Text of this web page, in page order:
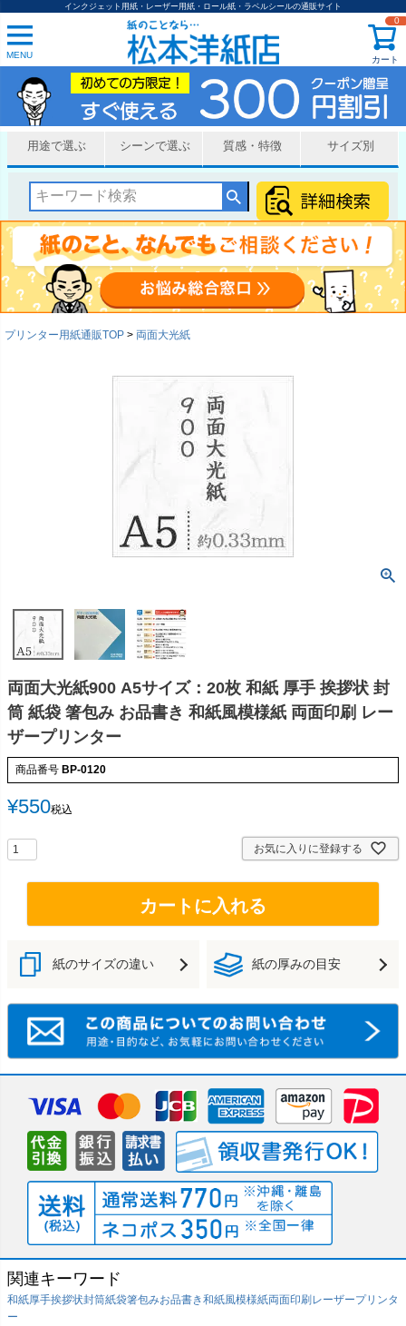
インクジェット用紙・レーザー用紙・ロール紙・ラベルシールの通販サイト
MENU カート
0
用途で選ぶ シーンで選ぶ 質感・特徴 サイズ別
プリンター用紙通販TOP 両面大光紙
両面大光紙900 A5サイズ：20枚 和紙 厚手 挨拶状 封
筒 紙袋 箸包み お品書き 和紙風模様紙 両面印刷 レー
ザープリンター
商品番号 BP-0120
¥550税込
お気に入りに登録する
カートに入れる
紙のサイズの違い 紙の厚みの目安
関連キーワード
和紙厚手挨拶状封筒紙袋箸包みお品書き和紙風模様紙両面印刷 レーザープリンタ
ー